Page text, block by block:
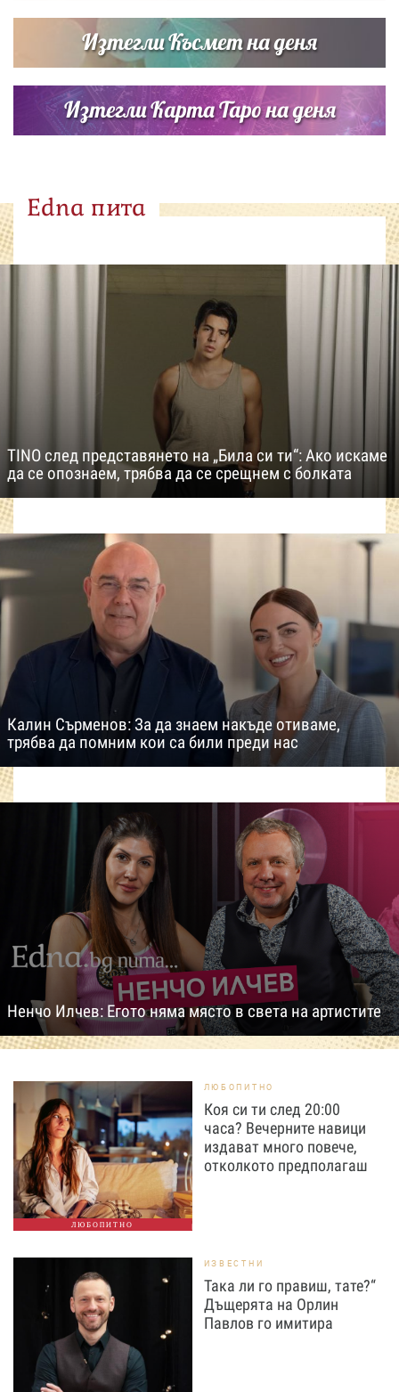
Изтегли Късмет на деня
Изтегли Карта Таро на деня
Edna пита
TINO след представянето на „Била си ти“: Ако искаме
да се опознаем, трябва да се срещнем с болката
Калин Сърменов: За да знаем накъде отиваме,
трябва да помним кои са били преди нас
Ненчо Илчев: Егото няма място в света на артистите
ЛЮБОПИТНО
ЛЮБОПИТНО
Коя си ти след 20:00
часа? Вечерните навици
издават много повече,
отколкото предполагаш
ИЗВЕСТНИ
Така ли го правиш, тате?“
Дъщерята на Орлин
Павлов го имитира